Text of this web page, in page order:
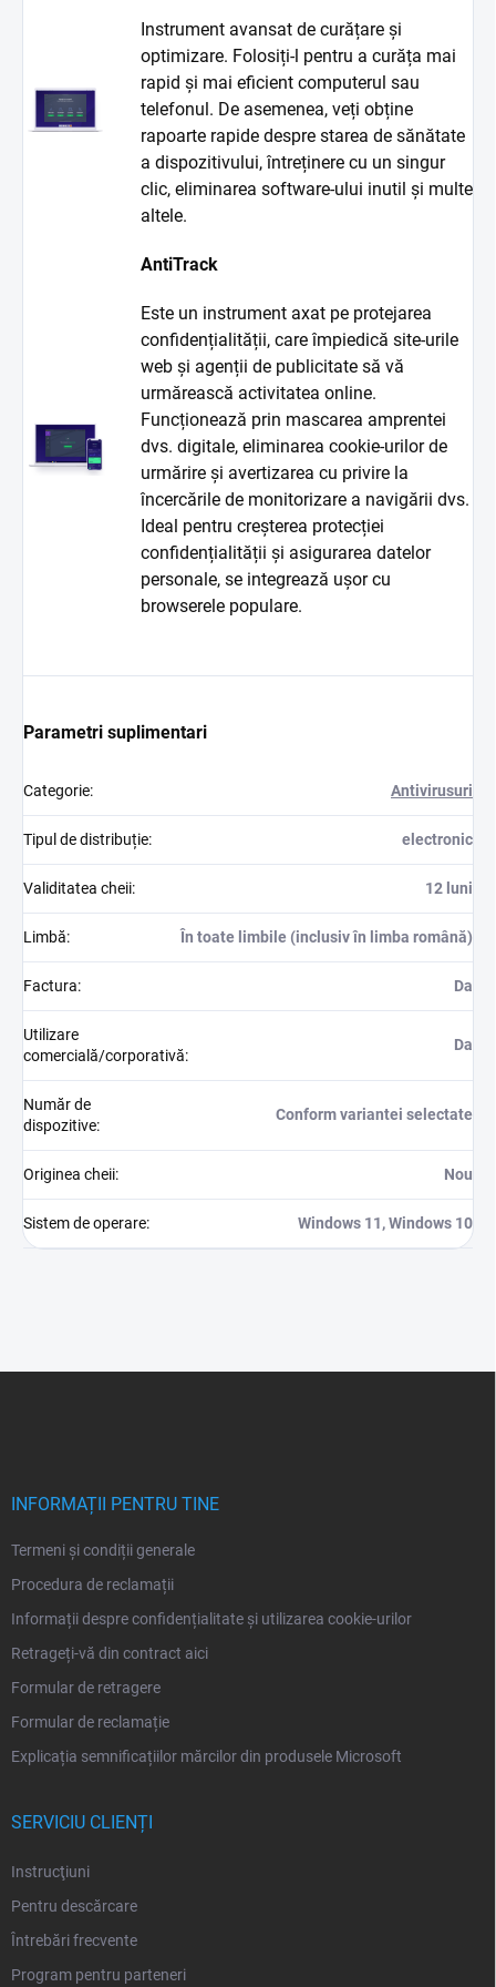
Instrument avansat de curățare și
optimizare. Folosiți-l pentru a curăța mai
rapid și mai eficient computerul sau
telefonul. De asemenea, veți obține
rapoarte rapide despre starea de sănătate
a dispozitivului, întreținere cu un singur
clic, eliminarea software-ului inutil și multe
altele.
AntiTrack
Este un instrument axat pe protejarea
confidențialității, care împiedică site-urile
web și agenții de publicitate să vă
urmărească activitatea online.
Funcționează prin mascarea amprentei
dvs. digitale, eliminarea cookie-urilor de
urmărire și avertizarea cu privire la
încercările de monitorizare a navigării dvs.
Ideal pentru creșterea protecției
confidențialității și asigurarea datelor
personale, se integrează ușor cu
browserele populare.
Parametri suplimentari
Categorie: Antivirusuri
Tipul de distribuție: electronic
Validitatea cheii: 12 luni
Limbă: În toate limbile (inclusiv în limba română)
Factura: Da
Utilizare
comercială/corporativă:
Da
Număr de
dispozitive:
Conform variantei selectate
Originea cheii: Nou
Sistem de operare: Windows 11, Windows 10
INFORMAȚII PENTRU TINE
Termeni și condiții generale
Procedura de reclamații
Informații despre confidențialitate și utilizarea cookie-urilor
Retrageți-vă din contract aici
Formular de retragere
Formular de reclamație
Explicația semnificațiilor mărcilor din produsele Microsoft
SERVICIU CLIENȚI
Instrucţiuni
Pentru descărcare
Întrebări frecvente
Program pentru parteneri